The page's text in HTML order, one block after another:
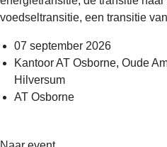
voedseltransitie, een transitie
07 september 2026
Kantoor AT Osborne, Oude
Hilversum
AT Osborne